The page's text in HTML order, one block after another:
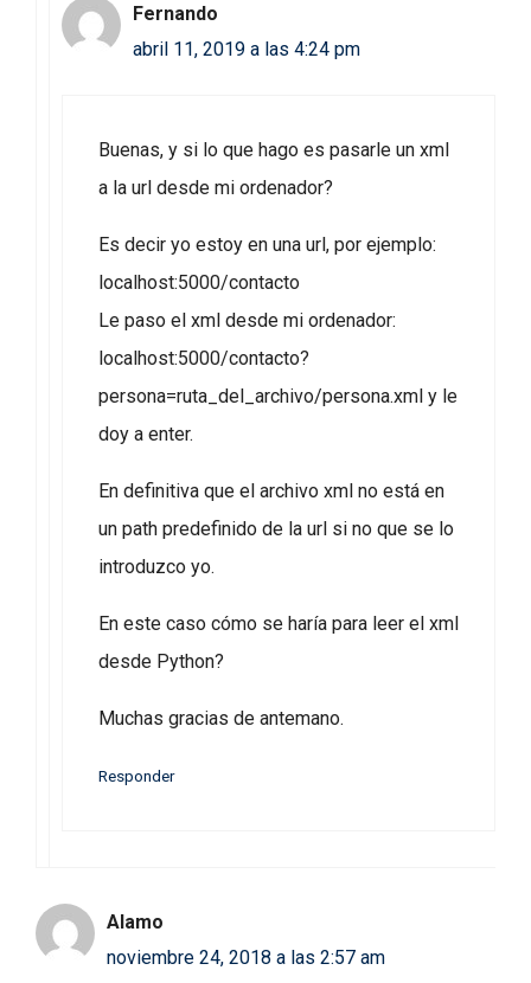
Fernando
abril 11, 2019 a las 4:24 pm
Buenas, y si lo que hago es pasarle un xml
a la url desde mi ordenador?
Es decir yo estoy en una url, por ejemplo:
localhost:5000/contacto
Le paso el xml desde mi ordenador:
localhost:5000/contacto?
persona=ruta_del_archivo/persona.xml y le
doy a enter.
En definitiva que el archivo xml no está en
un path predefinido de la url si no que se lo
introduzco yo.
En este caso cómo se haría para leer el xml
desde Python?
Muchas gracias de antemano.
Responder
Alamo
noviembre 24, 2018 a las 2:57 am